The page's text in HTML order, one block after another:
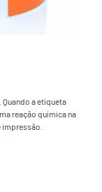
a etiqueta
reação química na